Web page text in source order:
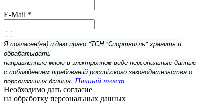
E-Mail *
Я согласен(на) и даю право "ТСН "Спортвилль" хранить и
обрабатывать
направленные мною в электронном виде персональные данные
с соблюдением требований российского законодательства о
персональных данных. Полный текст
Необходимо дать согласие
на обработку персональных данных